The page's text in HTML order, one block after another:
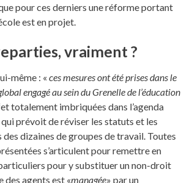
pour ces derniers une réforme portant
est en projet.
vraiment ?
même : « ces mesures ont été prises dans le
engagé au sein du Grenelle de l’éducation
totalement imbriquées dans l’agenda
prévoit de réviser les statuts et les
dizaines de groupes de travail. Toutes
s’articulent pour remettre en
pour y substituer un non-droit
des agents est «managée» par un